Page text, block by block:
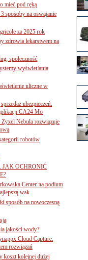
mieć pod ręką
sposoby na oswajanie
za 2025 rok
zdrowia lekarstwem na
społeczność
wyświetlania
uliczne w
ubezpieczeń.
CA24 Mo
Zyxel Nebula rozwiązuje
robotów
JAK OCHRONIĆ
Center na podium
wak
sposób na nowoczesną
jakości wody?
Cloud Capture.
rozwiązań
koszt kolejnej dużej